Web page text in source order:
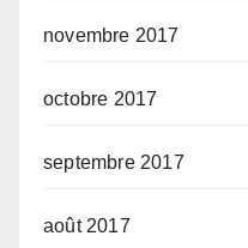
novembre 2017
octobre 2017
septembre 2017
août 2017